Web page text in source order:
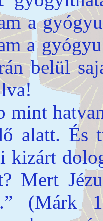
a
a
belül
mint
alatt. És
kizárt
Mert
(Márk